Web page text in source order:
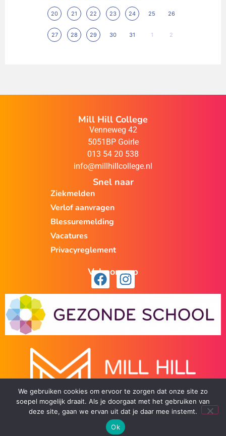
20 21 22 23 24 25 26
27 28 29 30 31 1 2
Mill Hill College
Venneweg 42
5051BP Goirle
013 54 20 538
info@millhillcollege.nl
Snel naar
Ziekmelden
Verlof aanvragen
Blessuremelding
Vacatures
Privacyreglement
Volg ons op
We gebruiken cookies om ervoor te zorgen dat onze site zo
soepel mogelijk draait. Als je doorgaat met het gebruiken van
deze site, gaan we ervan uit dat je daar mee instemt.
Ok